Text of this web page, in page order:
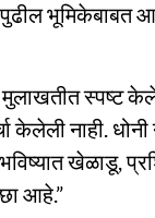
पुढील भूमिकेबाबत
स्पष्ट
केलेली नाही.
खेळाडू,
आहे.”